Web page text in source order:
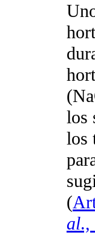
los
los
(
al.,